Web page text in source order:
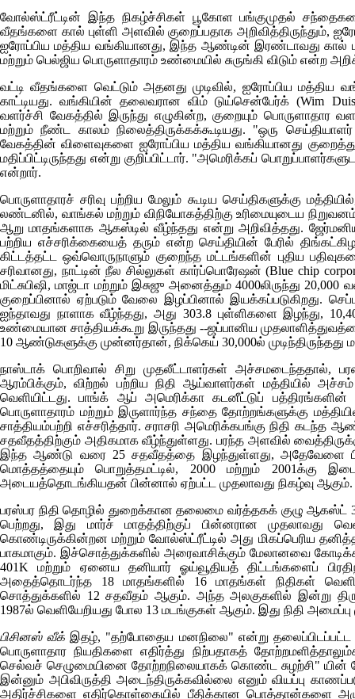
வோல்ஸ்ட்ரீட்டின் இந்த நிகழ்ச்சிகள் பூகோள பங்குமுதல்
வீதங்களை கால் புள்ளி அளவில் குறைப்பதாக அறிவித்திருந்தும்,
ஐரோப்பிய மத்திய வங்கியானது, இந்த ஆண்டின் இரண்டாவது கால்
மற்றும் பெல்ஜிய பொருளாதாரம் உண்மையில் சுருங்கி விடும் என்ற
வட்டி வீதங்களை வெட்டும் அதனது முடிவில், ஐரோப்பிய மத்திய
காட்டியது. வங்கியின் தலைவரான விம் டுய்சென்பேர்க்(Wim
வளர்ச்சி வேகத்தில் இருந்து எழுகின்ற, குறையும் பொருளாதார
மற்றும் நீண்ட காலம் நிலைத்திருக்கக்கூடியது. "ஒரு
வேகத்தின் விளைவுகளை ஐரோப்பிய மத்திய வங்கியானது
மதிப்பிட்டிருந்தது என்று குறிப்பிட்டார். "அமெரிக்கப்
என்றார்.
பொருளாதாரச் சரிவு பற்றிய மேலும் கூடிய செய்திகளுக்கு
லண்டனில், வாங்கல் மற்றும் விநியோகத்திற்கு உரிமையுடைய
ஆறு மாதங்களாக ஆகஸ்டில் வீழ்ந்தது என்று அறிவித்தது.
பற்றிய எச்சரிக்கையைத் தரும் என்ற செய்தியின் பேரில்
கிட்டத்தட்ட ஒவ்வொருநாளும் குறைந்த மட்டங்களின் புதிய
சரிவானது, நாட்டின் நீல சில்லுகள் கார்ப்பொரேஷன்(Blue chip
மிட்சுபிஷி, மாஜ்டா மற்றும் இசுஜு அனைத்தும் 4000லிருந்து
குறைப்பினால் ஏற்படும் வேலை இழப்பினால் இயக்கப்படுகிறது.
ஐந்தாவது நாளாக வீழ்ந்தது, அது 303.8 புள்ளிகளை இழந்து,
உண்மையான சாத்தியக்கூறு இருந்தது --ஜப்பானிய
10 ஆண்டுகளுக்கு முன்னர்தான், நிக்கெய் 30,000ல் முடிந்திருந்தது
நாஸ்டாக் பொறிவால் சிறு முதலீட்டாளர்கள் அச்சமடைந்ததால்,
ஆரம்பிக்கும், விற்றல் பற்றிய நிதி ஆய்வாளர்கள் மத்தியில்
வெளியிட்டது. பாங்க் ஆப் அமெரிக்கா கடனீட்டுப்
பொருளாதாரம் மற்றும் இருளார்ந்த சந்தை தோற்றங்களுக்கு
சாத்தியம்பற்றி எச்சரித்தார். சராசரி அமெரிக்கபங்கு நிதி
சதவீதத்திற்கும் அதிகமாக வீழ்ந்துள்ளது. பரந்த அளவில்
இந்த ஆண்டு வரை 25 சதவீதத்தை இழந்துள்ளது, அதேவேளை
மொத்தத்தையும் பொறுத்தமட்டில், 2000 மற்றும்
அடையத்தொடங்கியதன் பின்னால் ஏற்பட்ட முதலாவது நிகழ்வு ஆகும்.
பரஸ்பர நிதி தொழில் துறைக்கான தலைமை வர்த்தகக் குழு ஆகஸ்ட்
பெற்றது, இது மார்ச் மாதத்திற்குப் பின்னரான முதலாவது
கொண்டிருக்கின்றன மற்றும் வோல்ஸ்ட்ரீட்டில் அது மிகப்பெரிய
பாகமாகும். இச்சொத்துக்களில் அரைவாசிக்கும் மேலானவை
401K மற்றும் ஏனைய தனியார் ஓய்வூதியத் திட்டங்களைப்
அதைத்தொடர்ந்த 18 மாதங்களில் 16 மாதங்கள் நிதிகள்
சொத்துக்களில் 12 சதவீதம் ஆகும். அந்த அலகுகளில் இன்று
1987ல் வெளியேறியது போல 13 மடங்குகள் ஆகும். இது நிதி
பிசினஸ் வீக் இதழ், "தற்போதைய மனநிலை" என்று தலைப்பிடப்பட்ட
பொருளாதார நியதிகளை எதிர்த்து நிற்பதாகத்
செல்வச் செழுமையினை தோற்றநிலையாகக் கொண்ட சுழற்சி" யின்
இன்னும் அபிவிருத்தி அடைந்திருக்கவில்லை எனும் வியப்பு
அதிர்ச்சிகளை எதிர்கொள்கையில் பீதிக்கான பொத்தான்களை